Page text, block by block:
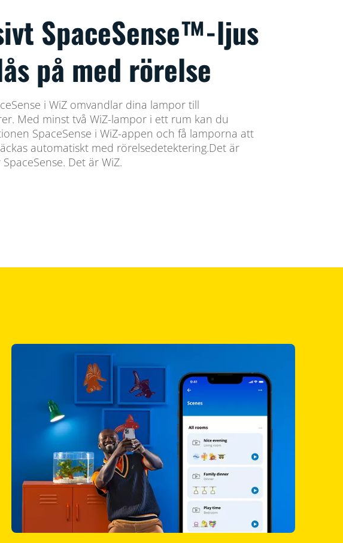
SpaceSense™-ljus
på med rörelse
i WiZ omvandlar dina lampor till
Med minst två WiZ-lampor i ett rum kan du
SpaceSense i WiZ-appen och få lamporna att
automatiskt med rörelsedetektering.Det är
Det är WiZ.